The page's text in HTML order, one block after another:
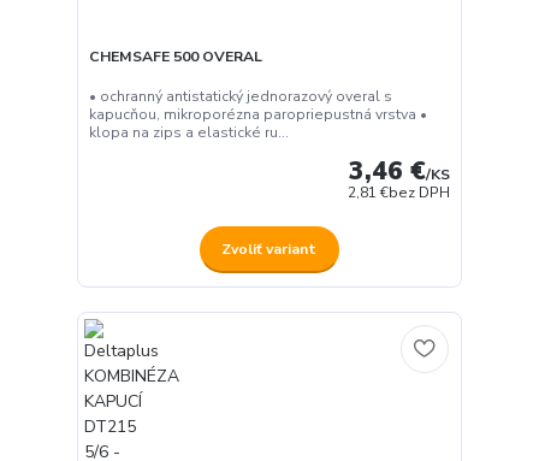
CHEMSAFE 500 OVERAL
• ochranný antistatický jednorazový overal s
kapucňou, mikroporézna paropriepustná vrstva •
klopa na zips a elastické ru...
3,46 €/KS
2,81 €bez DPH
Zvoliť variant